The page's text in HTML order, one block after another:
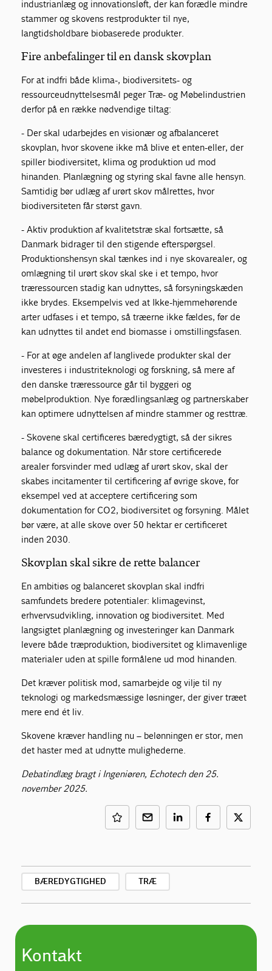
industrianlæg og innovationsløft, der kan forædle mindre
stammer og skovens restprodukter til nye,
langtidsholdbare biobaserede produkter.
Fire anbefalinger til en dansk skovplan
For at indfri både klima-, biodiversitets- og
ressourceudnyttelsesmål peger Træ- og Møbelindustrien
derfor på en række nødvendige tiltag:
- Der skal udarbejdes en visionær og afbalanceret
skovplan, hvor skovene ikke må blive et enten-eller, der
spiller biodiversitet, klima og produktion ud mod
hinanden. Planlægning og styring skal favne alle hensyn.
Samtidig bør udlæg af urørt skov målrettes, hvor
biodiversiteten får størst gavn.
- Aktiv produktion af kvalitetstræ skal fortsætte, så
Danmark bidrager til den stigende efterspørgsel.
Produktionshensyn skal tænkes ind i nye skovarealer, og
omlægning til urørt skov skal ske i et tempo, hvor
træressourcen stadig kan udnyttes, så forsyningskæden
ikke brydes. Eksempelvis ved at Ikke-hjemmehørende
arter udfases i et tempo, så træerne ikke fældes, før de
kan udnyttes til andet end biomasse i omstillingsfasen.
- For at øge andelen af langlivede produkter skal der
investeres i industriteknologi og forskning, så mere af
den danske træressource går til byggeri og
møbelproduktion. Nye forædlingsanlæg og partnerskaber
kan optimere udnyttelsen af mindre stammer og resttræ.
- Skovene skal certificeres bæredygtigt, så der sikres
balance og dokumentation. Når store certificerede
arealer forsvinder med udlæg af urørt skov, skal der
skabes incitamenter til certificering af øvrige skove, for
eksempel ved at acceptere certificering som
dokumentation for CO2, biodiversitet og forsyning. Målet
bør være, at alle skove over 50 hektar er certificeret
inden 2030.
Skovplan skal sikre de rette balancer
En ambitiøs og balanceret skovplan skal indfri
samfundets bredere potentialer: klimagevinst,
erhvervsudvikling, innovation og biodiversitet. Med
langsigtet planlægning og investeringer kan Danmark
levere både træproduktion, biodiversitet og klimavenlige
materialer uden at spille formålene ud mod hinanden.
Det kræver politisk mod, samarbejde og vilje til ny
teknologi og markedsmæssige løsninger, der giver træet
mere end ét liv.
Skovene kræver handling nu – belønningen er stor, men
det haster med at udnytte mulighederne.
Debatindlæg bragt i Ingeniøren, Echotech den 25.
november 2025.
BÆREDYGTIGHED TRÆ
Kontakt